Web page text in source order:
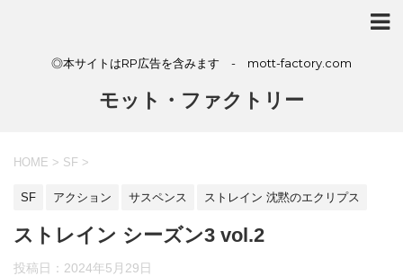
◎本サイトはRP広告を含みます - mott-factory.com
モット・ファクトリー
HOME > SF >
SF アクション サスペンス ストレイン 沈黙のエクリプス
ストレイン シーズン3 vol.2
投稿日： 2024年5月29日